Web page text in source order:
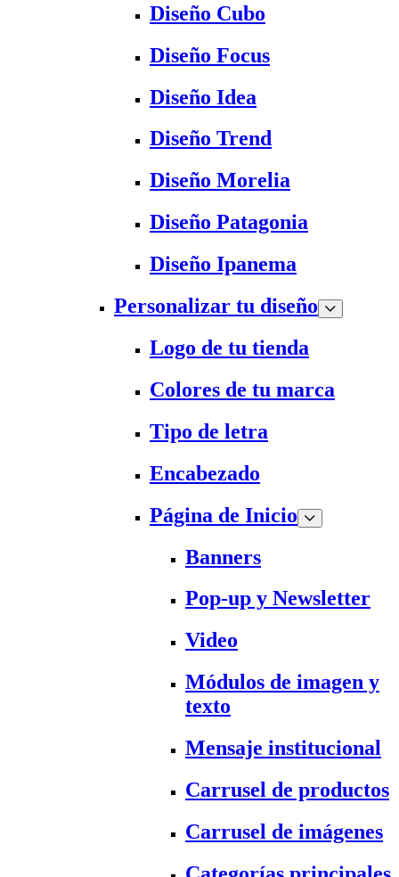
Diseño Cubo
Diseño Focus
Diseño Idea
Diseño Trend
Diseño Morelia
Diseño Patagonia
Diseño Ipanema
Personalizar tu diseño
Logo de tu tienda
Colores de tu marca
Tipo de letra
Encabezado
Página de Inicio
Banners
Pop-up y Newsletter
Video
Módulos de imagen y
texto
Mensaje institucional
Carrusel de productos
Carrusel de imágenes